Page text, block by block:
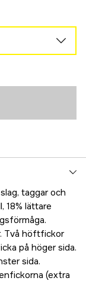
taggar och
18% lättare
Två höftfickor
på höger sida.
sida.
(extra